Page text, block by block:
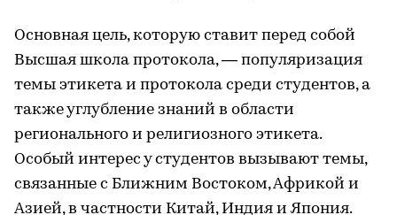
Основная цель, которую ставит перед собой
Высшая школа протокола, — популяризация
темы этикета и протокола среди студентов, а
также углубление знаний в области
регионального и религиозного этикета.
Особый интерес у студентов вызывают темы,
связанные с Ближним Востоком, Африкой и
Азией, в частности Китай, Индия и Япония.